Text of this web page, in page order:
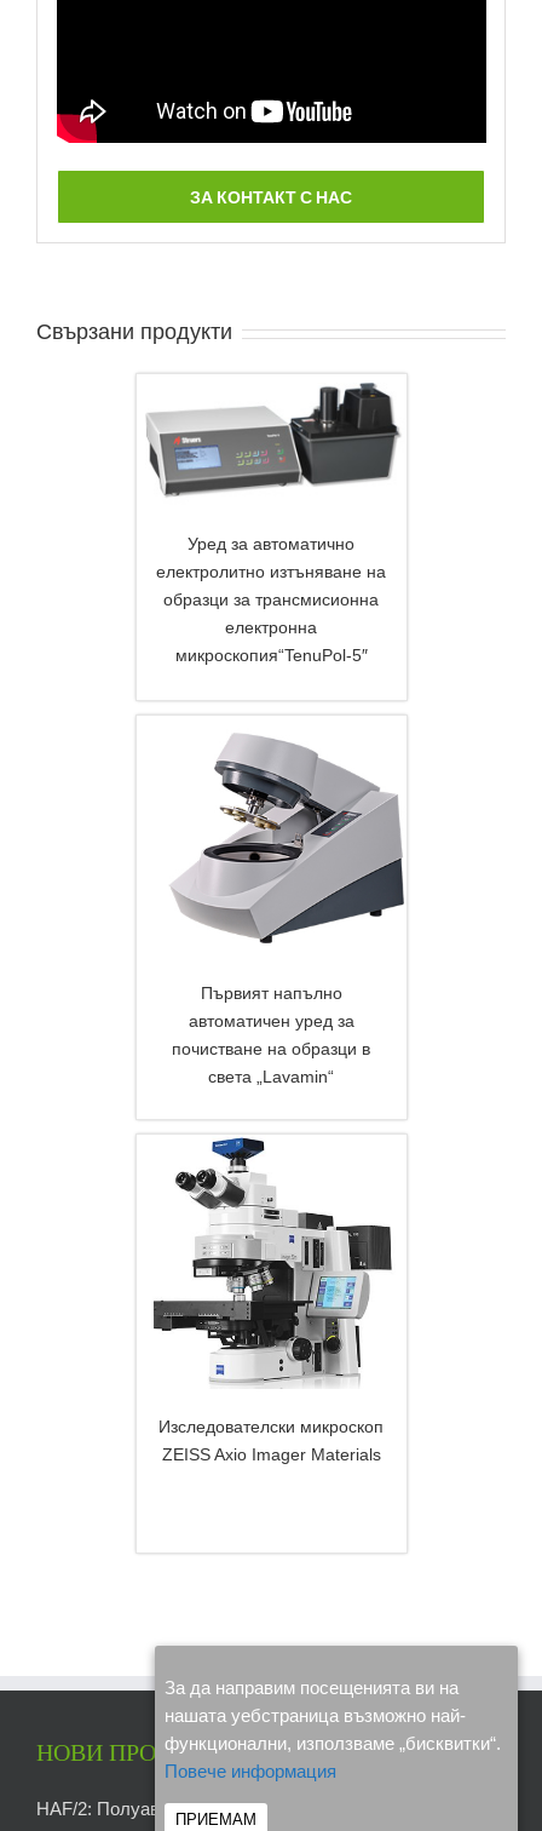
ЗА КОНТАКТ С НАС
Свързани продукти
DETAILS
Уред за автоматично
електролитно изтъняване на
образци за трансмисионна
електронна
микроскопия“TenuPol-5″
DETAILS
Първият напълно
автоматичен уред за
почистване на образци в
света „Lavamin“
Изследователски микроскоп
ZEISS Axio Imager Materials
НОВИ ПРОДУКТИ
HAF/2: Полуавтоматична фреза
За да направим посещенията ви на
нашата уебстраница възможно най-
функционални, използваме „бисквитки“.
Повече информация
ПРИЕМАМ